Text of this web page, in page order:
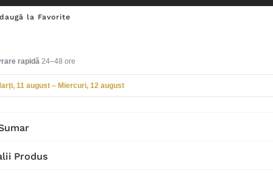
la Favorite
rapidă 24–48 ore
11 august – Miercuri, 12 august
Produs